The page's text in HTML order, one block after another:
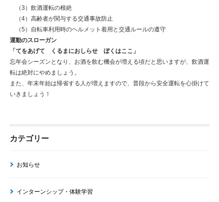
（3）飲酒運転の根絶
（4）高齢者が関与する交通事故防止
（5）自転車利用時のヘルメット着用と交通ルールの遵守
運動のスローガン
「てをあげて くるまにおしらせ ぼくはここ」
忘年会シーズンとなり、お酒を飲む機会が増える頃だと思いますが、飲酒運
転は絶対にやめましょう。
また、年末年始は帰省する人が増えますので、普段から安全運転を心掛けて
いきましょう！
カテゴリー
お知らせ
インターンシップ・体験学習